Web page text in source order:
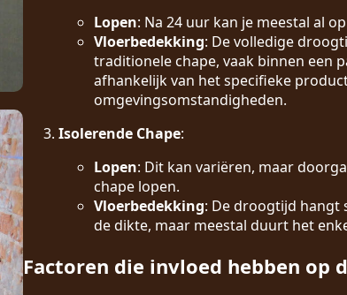
Lopen: Na 24 uur kan je meestal al
Vloerbedekking: De volledige
traditionele chape, vaak binnen een
afhankelijk van het specifieke
omgevingsomstandigheden.
Isolerende Chape:
Lopen: Dit kan variëren, maar
chape lopen.
Vloerbedekking: De droogtijd hangt
de dikte, maar meestal duurt het
Factoren die invloed hebben op